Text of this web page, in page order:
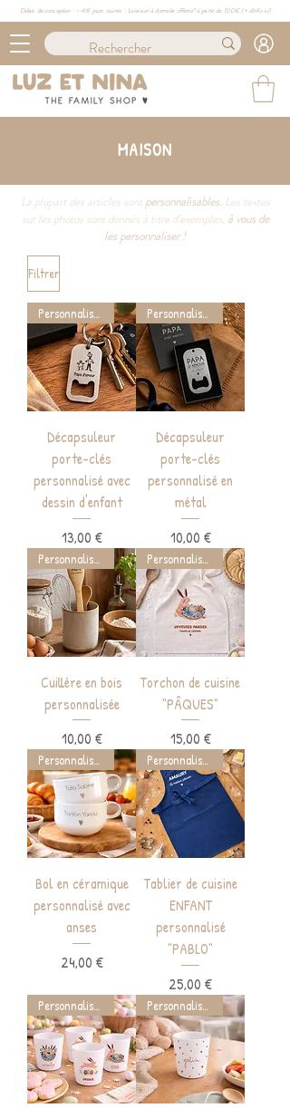
Délais de conception : ≈ 4/6 jours ouvrés · Livraison à domicile offerte* à partir de 100€ (+ d'info ici)
MAISON
La plupart des articles sontpersonnalisables. Les textes
sur les photos sont donnés à titre d'exemples, à vous de
les personnaliser !
Filtrer
Décapsuleur
porte-clés
personnalisé avec
dessin d'enfant
Prix
13,00 €
Décapsuleur
porte-clés
personnalisé en
métal
Prix
10,00 €
Cuillère en bois
personnalisée
Prix
10,00 €
Torchon de cuisine
"PÂQUES"
Prix
15,00 €
Personnalisable
Bol en céramique
personnalisé avec
anses
Prix
24,00 €
Personnalisable
Tablier de cuisine
ENFANT
personnalisé
"PABLO"
Prix
25,00 €
Personnalisable Personnalisable